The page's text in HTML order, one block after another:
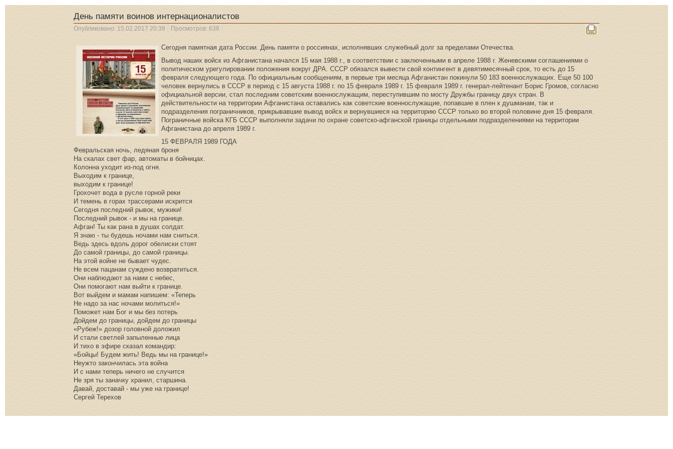
День памяти воинов интернационалистов
Опубликовано: 15.02.2017 20:39 Просмотров: 638
Сегодня памятная дата России. День памяти о россиянах, исполнявших служебный долг за пределами Отечества.
Вывод наших войск из Афганистана начался 15 мая 1988 г., в соответствии с заключенными в апреле 1988 г. Женевскими соглашениями о
политическом урегулировании положения вокруг ДРА. СССР обязался вывести свой контингент в девятимесячный срок, то есть до 15
февраля следующего года. По официальным сообщениям, в первые три месяца Афганистан покинули 50 183 военнослужащих. Еще 50 100
человек вернулись в СССР в период с 15 августа 1988 г. по 15 февраля 1989 г. 15 февраля 1989 г. генерал-лейтенант Борис Громов, согласно
официальной версии, стал последним советским военнослужащим, переступившим по мосту Дружбы границу двух стран. В
действительности на территории Афганистана оставались как советские военнослужащие, попавшие в плен к душманам, так и
подразделения пограничников, прикрывавшие вывод войск и вернувшиеся на территорию СССР только во второй половине дня 15 февраля.
Пограничные войска КГБ СССР выполняли задачи по охране советско-афганской границы отдельными подразделениями на территории
Афганистана до апреля 1989 г.
15 ФЕВРАЛЯ 1989 ГОДА
Февральская ночь, ледяная броня
На скалах свет фар, автоматы в бойницах.
Колонна уходит из-под огня.
Выходим к границе,
выходим к границе!
Грохочет вода в русле горной реки
И темень в горах трассерами искрится
Сегодня последний рывок, мужики!
Последний рывок - и мы на границе.
Афган! Ты как рана в душах солдат.
Я знаю - ты будешь ночами нам сниться.
Ведь здесь вдоль дорог обелиски стоят
До самой границы, до самой границы.
На этой войне не бывает чудес.
Не всем пацанам суждено возвратиться.
Они наблюдают за нами с небес,
Они помогают нам выйти к границе.
Вот выйдем и мамам напишем: «Теперь
Не надо за нас ночами молиться!»
Поможет нам Бог и мы без потерь
Дойдем до границы, дойдем до границы
«Рубеж!» дозор головной доложил
И стали светлей запыленные лица
И тихо в эфире сказал командир:
«Бойцы! Будем жить! Ведь мы на границе!»
Неужто закончилась эта война
И с нами теперь ничего не случится
Не зря ты заначку хранил, старшина.
Давай, доставай - мы уже на границе!
Сергей Терехов